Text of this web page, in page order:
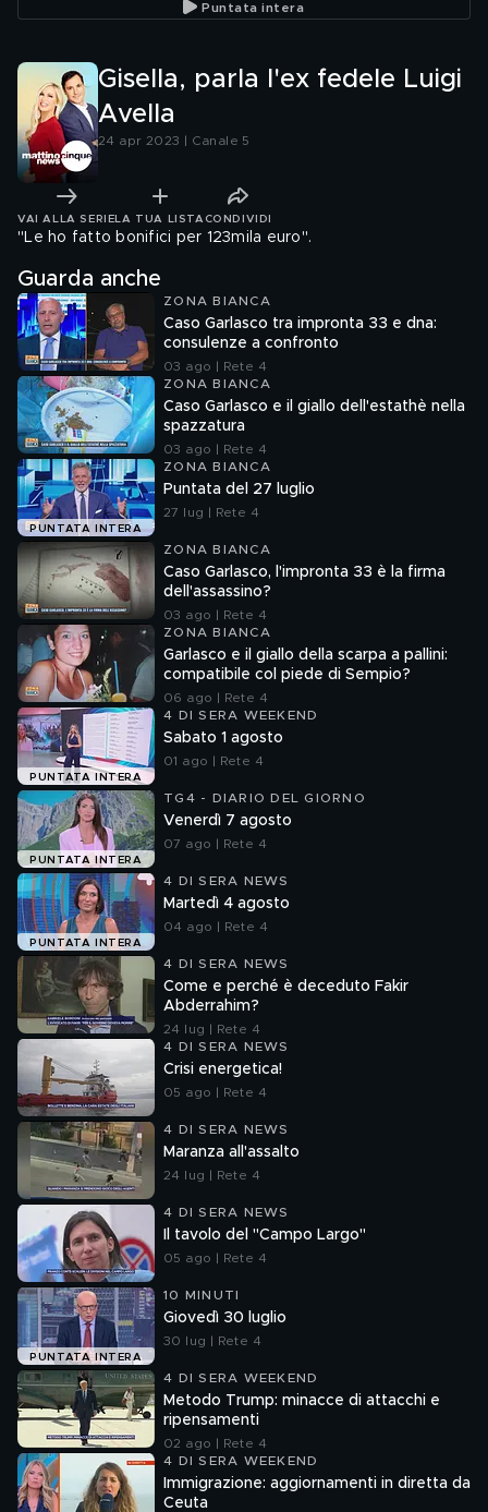
Puntata intera
Gisella, parla l'ex fedele Luigi
Avella
24 apr 2023 | Canale 5
VAI ALLA SERIE LA TUA LISTA CONDIVIDI
"Le ho fatto bonifici per 123mila euro".
Guarda anche
ZONA BIANCA
Caso Garlasco tra impronta 33 e dna:
consulenze a confronto
03 ago | Rete 4
ZONA BIANCA
Caso Garlasco e il giallo dell'estathè nella
spazzatura
03 ago | Rete 4
PUNTATA INTERA
ZONA BIANCA
Puntata del 27 luglio
27 lug | Rete 4
ZONA BIANCA
Caso Garlasco, l'impronta 33 è la firma
dell'assassino?
03 ago | Rete 4
ZONA BIANCA
Garlasco e il giallo della scarpa a pallini:
compatibile col piede di Sempio?
06 ago | Rete 4
PUNTATA INTERA
4 DI SERA WEEKEND
Sabato 1 agosto
01 ago | Rete 4
PUNTATA INTERA
TG4 - DIARIO DEL GIORNO
Venerdì 7 agosto
07 ago | Rete 4
PUNTATA INTERA
4 DI SERA NEWS
Martedì 4 agosto
04 ago | Rete 4
4 DI SERA NEWS
Come e perché è deceduto Fakir
Abderrahim?
24 lug | Rete 4
4 DI SERA NEWS
Crisi energetica!
05 ago | Rete 4
4 DI SERA NEWS
Maranza all'assalto
24 lug | Rete 4
4 DI SERA NEWS
Il tavolo del "Campo Largo"
05 ago | Rete 4
PUNTATA INTERA
10 MINUTI
Giovedì 30 luglio
30 lug | Rete 4
4 DI SERA WEEKEND
Metodo Trump: minacce di attacchi e
ripensamenti
02 ago | Rete 4
4 DI SERA WEEKEND
Immigrazione: aggiornamenti in diretta da
Ceuta